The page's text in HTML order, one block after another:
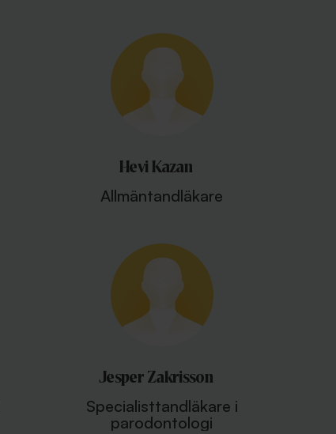
Hevi Kazan
Allmäntandläkare
Jesper Zakrisson
Specialisttandläkare i
parodontologi